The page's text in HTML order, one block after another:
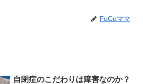
FuCoママ
自閉症のこだわりは障害なのか？